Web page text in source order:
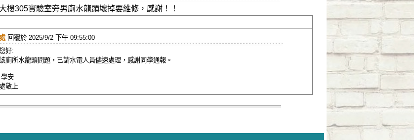
樓305實驗室旁男廁水龍頭壞掉要維修，感謝！！
回覆於 2025/9/2 下午 09:55:00
好:
廁所水龍頭問題，已請水電人員儘速處理，感謝同學通報。
安
敬上